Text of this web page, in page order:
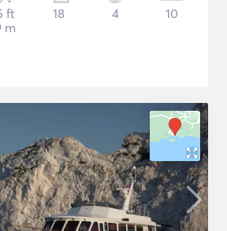
ft
m
18 4 10